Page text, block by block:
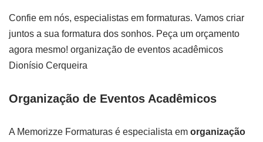
Confie em nós, especialistas em formaturas. Vamos criar
juntos a sua formatura dos sonhos. Peça um orçamento
agora mesmo! organização de eventos acadêmicos
Dionísio Cerqueira
Organização de Eventos Acadêmicos
A Memorizze Formaturas é especialista em organização